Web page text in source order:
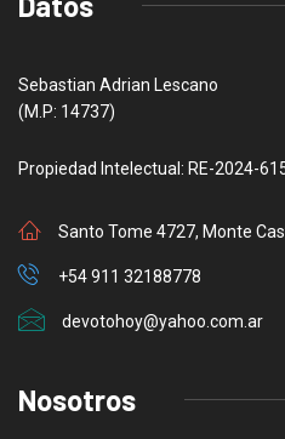
Sebastian Adrian Lescano
(M.P: 14737)
Propiedad Intelectual: RE-2024-
Santo Tome 4727, Monte
+54 911 32188778
devotohoy@yahoo.com.ar
Nosotros